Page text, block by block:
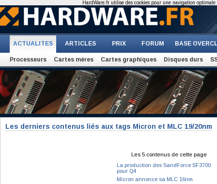
ACTUALITES ARTICLES PRIX FORUM BASE
Processeurs Cartes mères Cartes graphiques Disques durs
Les derniers contenus liés aux tags Micron et MLC 19/20nm
Les 5 contenus de cette page
La production des SandForce SF3700
pour Q4
Micron annonce sa MLC 16nm
HardWare.fr utilise des cookies pour une navigation